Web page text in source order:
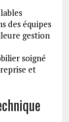
des équipes
gestion
soigné
et